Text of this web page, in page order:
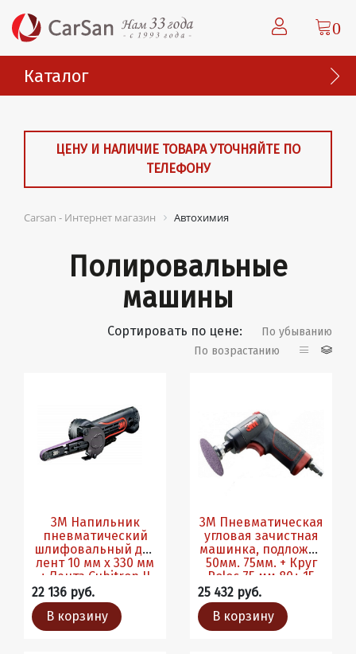
0
Каталог
ЦЕНУ И НАЛИЧИЕ ТОВАРА УТОЧНЯЙТЕ ПО
ТЕЛЕФОНУ
Carsan - Интернет магазин Автохимия
Полировальные
машины
Сортировать по цене:
По убыванию
По возрастанию
3М Напильник
пневматический
шлифовальный для
лент 10 мм х 330 мм
+ Лента Cubitron II
80+ 10 шт.
22 136 руб.
В корзину
3М Пневматическая
угловая зачистная
машинка, подложки
50мм. 75мм. + Круг
Roloc 75 мм 80+ 15
шт.
25 432 руб.
В корзину